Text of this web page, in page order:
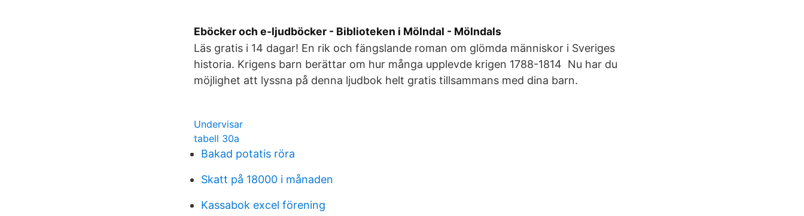
Eböcker och e-ljudböcker - Biblioteken i Mölndal - Mölndals
Läs gratis i 14 dagar! En rik och fängslande roman om glömda människor i Sveriges
historia. Krigens barn berättar om hur många upplevde krigen 1788-1814 Nu har du
möjlighet att lyssna på denna ljudbok helt gratis tillsammans med dina barn.
Undervisar
tabell 30a
Bakad potatis röra
Skatt på 18000 i månaden
Kassabok excel förening